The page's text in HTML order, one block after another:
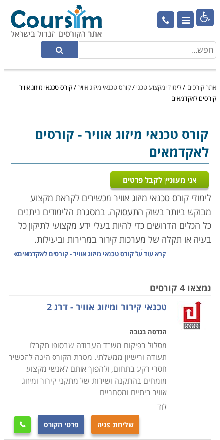

אתר קורסים /לימודי מקצוע טכני /קורס טכנאי מיזוג אוויר/קורס טכנאי מיזוג אוויר -
קורסים לאקדמאים
קורס טכנאי מיזוג אוויר- קורסים
לאקדמאים
אני מעוניין לקבל פרטים
לימודי קורס טכנאי מיזוג אוויר מכשירים לקראת מקצוע
מבוקש ביותר בשוק התעסוקה. במסגרת הלימודים ניתנים
כל הכלים הדרושים כדי להיות בעלי ידע מקצועי לתיקון כל
בעיה או תקלה של מערכות קירור במהירות וביעילות.
אם יש נושא שניתן להיות בטוחים כי תמיד יהיה בו ביקוש,
לכיוון הנהג, או מאורר קטן לערבל את האוויר החם והלח.
היום, אם חלילה וחס יתקלקל הקירור בעבודה בצהרי חודש
יולי או אוגוסט, רוב הבוסים ירחמו על הצוות, וישלחו אותם
הביתה עד בואו של הטכנאי הגואל. קשה להאמין שעד לפני
שנים לא רבות היה מיזוג האוויר שמור לבעלי הממון בלבד.
מזג האוויר בארץ מקצין והולך יד ביד עם השפעות
ההתחממות הגלובלית. המערכות האקלימיות הופכות
קיצוניות וקשות יותר, והמועקה מורגשת בעיקר בקיץ, שהופך
יותר ויותר ארוך, אבל פחות ופחות נסבל. לכן אם נחפש
תחום שבו אנו מניחים שתמיד יהיה ביקוש יציב ומתמשך,
קרא עוד עלקורס טכנאי מיזוג אוויר - קורסים לאקדמאים
נמצאו 4 קורסים
טכנאי קירור ומיזוג אוויר - דרג 2
הנדסה בגובה
מסלול בפיקוח משרד העבודה שבסופו תקבלו
תעודה ורישיון ממשלתי. מטרת הקורס הינה להכשיר
חסרי רקע בתחום, ולהפוך אותם לאנשי מקצוע
מומחים בהתקנה ושירות של מתקני קירור ומיזוג
אוויר ביתיים ומסחריים
לוד
שליחת פניה פרטי הקורס 